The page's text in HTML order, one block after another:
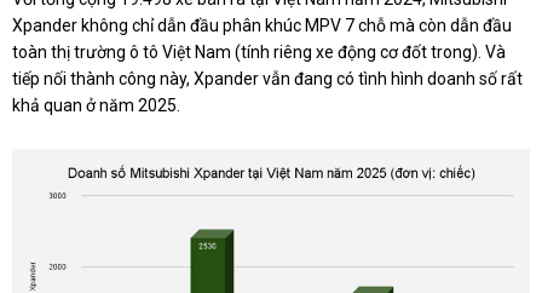
Xpander không chỉ dẫn đầu phân khúc MPV 7 chỗ mà còn dẫn đầu
toàn thị trường ô tô Việt Nam (tính riêng xe động cơ đốt trong). Và
tiếp nối thành công này, Xpander vẫn đang có tình hình doanh số rất
khả quan ở năm 2025.